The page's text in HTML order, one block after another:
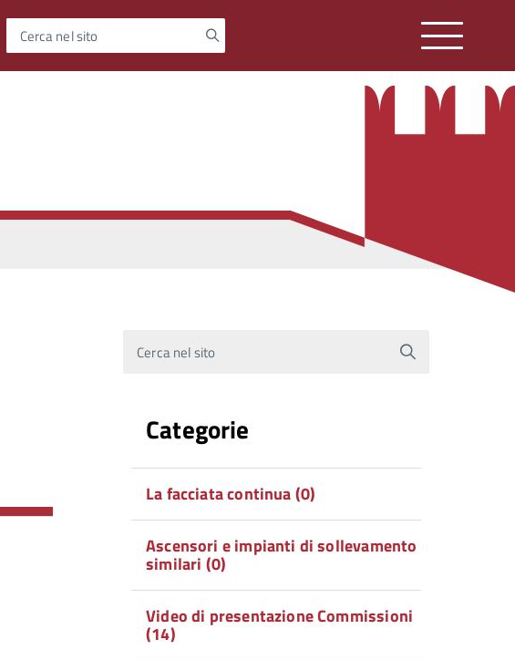
Cerca nel sito
Cerca nel sito
Categorie
La facciata continua (0)
Ascensori e impianti di sollevamento
similari (0)
Video di presentazione Commissioni
(14)